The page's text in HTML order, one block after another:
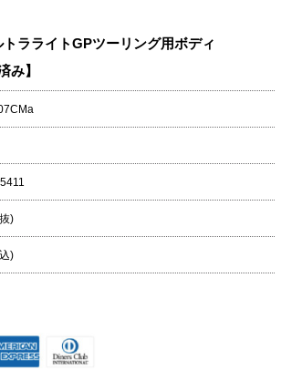
ラライトGPツーリング用ボディ
み】
)
)